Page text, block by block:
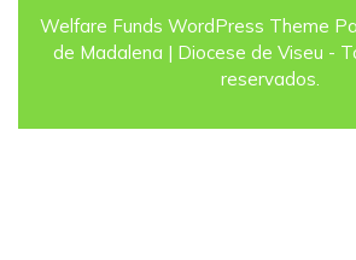
Welfare Funds WordPress Theme
de Madalena | Diocese de Viseu -
reservados.